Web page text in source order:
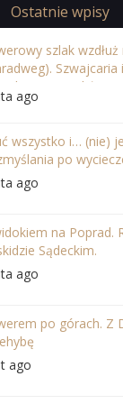
Ostatnie wpisy
szlak wzdłuż
Szwajcaria
odsłonie
ago
wszystko i… (nie)
po
ago
na Poprad.
Sądeckim.
ago
po górach. Z
ago